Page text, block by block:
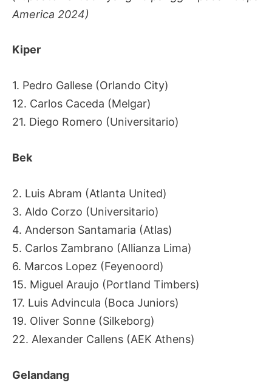
America 2024)
Kiper
1. Pedro Gallese (Orlando City)
12. Carlos Caceda (Melgar)
21. Diego Romero (Universitario)
Bek
2. Luis Abram (Atlanta United)
3. Aldo Corzo (Universitario)
4. Anderson Santamaria (Atlas)
5. Carlos Zambrano (Allianza Lima)
6. Marcos Lopez (Feyenoord)
15. Miguel Araujo (Portland Timbers)
17. Luis Advincula (Boca Juniors)
19. Oliver Sonne (Silkeborg)
22. Alexander Callens (AEK Athens)
Gelandang